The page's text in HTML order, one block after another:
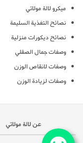
ميكرو لالة مولاتي
نصائح التغذية السليمة
نصائح ديكورات منزلية
وصفات جمال الصقلي
وصفات لانقاص الوزن
وصفات لزيادة الوزن
عن لالة مولاتي